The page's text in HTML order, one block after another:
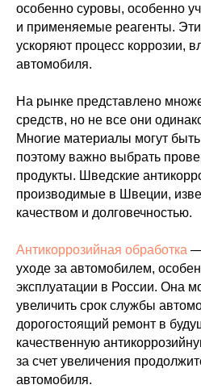
особенно суровы, особенно
и применяемые реагенты.
ускоряют процесс коррозии,
автомобиля.
На рынке представлено
средств, но не все они
Многие материалы могут быть
поэтому важно выбрать
продукты. Шведские
производимые в Швеции,
качеством и долговечностью.
Антикоррозийная обработка —
уходе за автомобилем,
эксплуатации в России. Она
увеличить срок службы
дорогостоящий ремонт в
качественную
за счет увеличения
автомобиля.